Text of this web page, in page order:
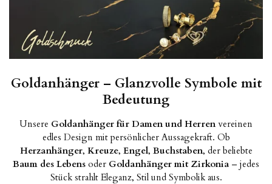
Goldanhänger – Glanzvolle Symbole mit
Bedeutung
Unsere Goldanhänger für Damen und Herrenvereinen
edles Design mit persönlicher Aussagekraft. Ob
Herzanhänger, Kreuze, Engel, Buchstaben, der beliebte
Baum des Lebens oder Goldanhänger mit Zirkonia – jedes
Stück strahlt Eleganz, Stil und Symbolik aus.